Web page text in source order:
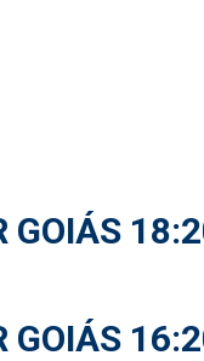
GOIÁS
GOIÁS